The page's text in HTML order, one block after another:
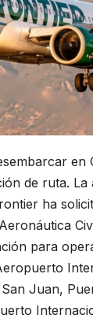
en
de ruta. La
ha
para
Juan,